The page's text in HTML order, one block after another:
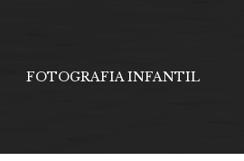
FOTOGRAFIA INFANTIL